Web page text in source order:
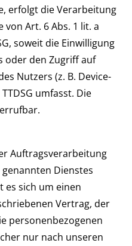
erfolgt die Verarbeitung
Art. 6 Abs. 1 lit. a
soweit die Einwilligung
oder den Zugriff auf
Nutzers (z. B. Device-
umfasst. Die
Auftragsverarbeitung
Dienstes
es sich um einen
Vertrag, der
personenbezogenen
nur nach unseren